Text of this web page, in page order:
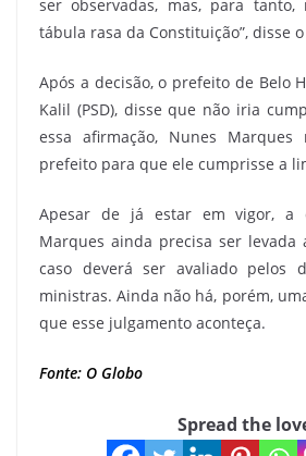
ser observadas, mas, para
tábula rasa da Constituição”, disse
Após a decisão, o prefeito de Belo
Kalil (PSD), disse que não iria
essa afirmação, Nunes
prefeito para que ele cumprisse a
Apesar de já estar em vigor, a
Marques ainda precisa ser levada
caso deverá ser avaliado pelos
ministras. Ainda não há, porém,
que esse julgamento aconteça.
Fonte: O Globo
Spread the